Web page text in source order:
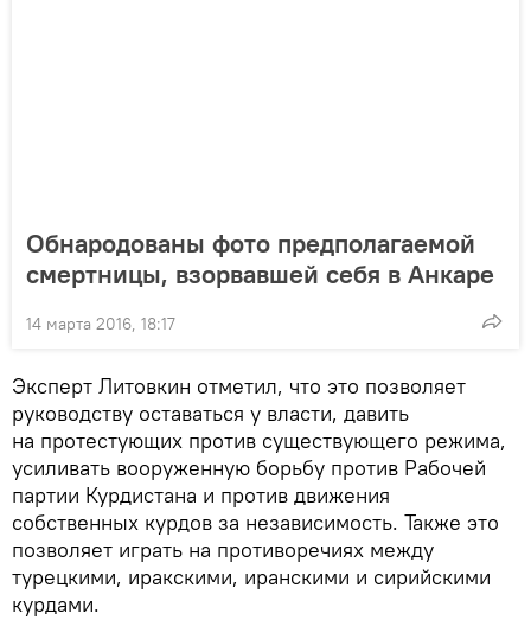
Обнародованы фото предполагаемой
смертницы, взорвавшей себя в Анкаре
14 марта 2016, 18:17
Эксперт Литовкин отметил, что это позволяет
руководству оставаться у власти, давить
на протестующих против существующего режима,
усиливать вооруженную борьбу против Рабочей
партии Курдистана и против движения
собственных курдов за независимость. Также это
позволяет играть на противоречиях между
турецкими, иракскими, иранскими и сирийскими
курдами.